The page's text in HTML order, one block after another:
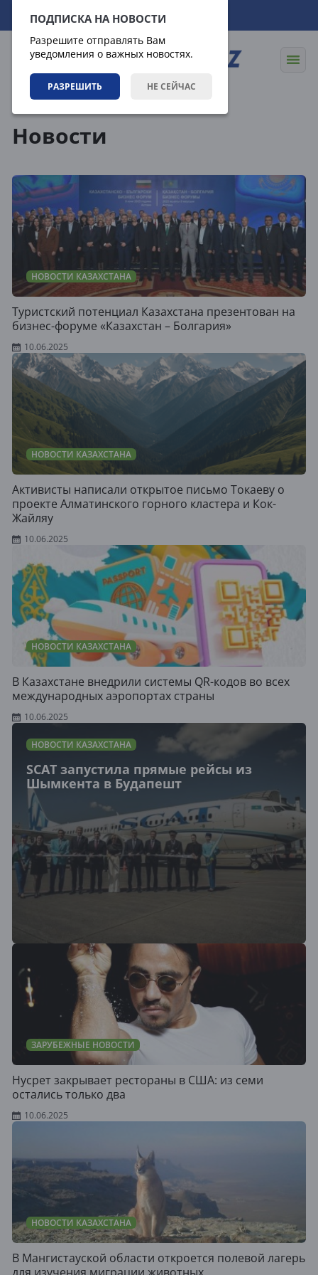
ПОДПИСКА НА НОВОСТИ
Разрешите отправлять Вам
уведомления о важных новостях.
РАЗРЕШИТЬ НЕ СЕЙЧАС
10.08.2026 15:23:54
Новости
НОВОСТИ КАЗАХСТАНА
Туристский потенциал Казахстана презентован на
бизнес-форуме «Казахстан – Болгария»
10.06.2025
НОВОСТИ КАЗАХСТАНА
Активисты написали открытое письмо Токаеву о
проекте Алматинского горного кластера и Кок-
Жайляу
10.06.2025
НОВОСТИ КАЗАХСТАНА
В Казахстане внедрили системы QR-кодов во всех
международных аэропортах страны
10.06.2025
НОВОСТИ КАЗАХСТАНА
SCAT запустила прямые рейсы из
Шымкента в Будапешт
ЗАРУБЕЖНЫЕ НОВОСТИ
Нусрет закрывает рестораны в США: из семи
остались только два
10.06.2025
НОВОСТИ КАЗАХСТАНА
В Мангистауской области откроется полевой лагерь